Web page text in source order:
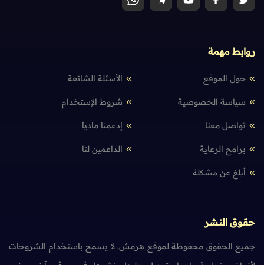
روابط مهمة
حول الموقع الأسئلة الشائعة
سياسة الخصوصية شروط الإستخدام
تواصل معنا إدعمنا مادياً
برامج الرعاية الداعمين لنا
أبلغ عن مشكلة
حقوق النشر
جميع الحقوق محفوظة لموقع هرمش. لا يسمح باستخدام الشروحات